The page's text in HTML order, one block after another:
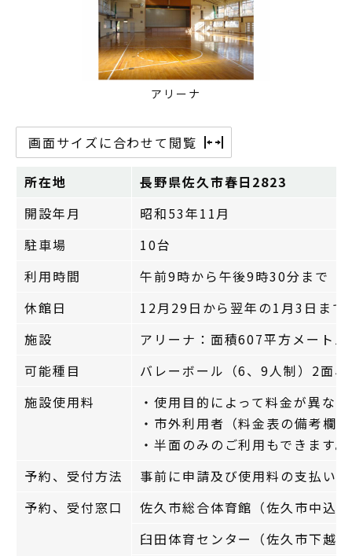
アリーナ
画面サイズに合わせて閲覧
所在地
長野県佐久市春日2823
開設年月
昭和53年11月
駐車場
10台
利用時間
午前9時から午後9時30分まで
休館日
12月29日から翌年の1月3日まで
施設
アリーナ：面積607平方メート
可能種目
バレーボール（6、9人制）2面
施設使用料
・使用目的によって料金が異な
・市外利用者（料金表の備考欄
・半面のみのご利用もできます
予約、受付方法
事前に申請及び使用料の支払い
予約、受付窓口
佐久市総合体育館（佐久市中込
臼田体育センター（佐久市下越